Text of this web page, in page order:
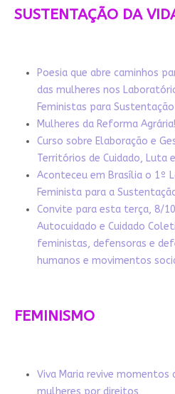
SUSTENTAÇÃO DA
Poesia que abre caminhos
das mulheres nos
Feministas para
Mulheres da Reforma
Curso sobre Elaboração e
Territórios de Cuidado, Luta
Aconteceu em Brasília o 1º
Feminista para a
Convite para esta terça, 8/
Autocuidado e Cuidado
feministas, defensoras e
humanos e movimentos
FEMINISMO
Viva Maria revive momentos
mulheres por direitos